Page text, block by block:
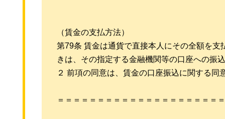
（賃金の支払方法）
第79条 賃金は通貨で直接本人にその全額を
きは、その指定する金融機関等の口座への振
２ 前項の同意は、賃金の口座振込に関する同
＝＝＝＝＝＝＝＝＝＝＝＝＝＝＝＝＝＝＝＝